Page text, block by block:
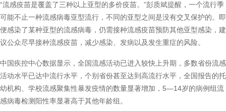
“流感疫苗是覆盖了三种以上亚型的多价疫苗。”彭质斌提醒，一个流行季
可能不止一种流感病毒亚型流行，不同的亚型之间是没有交叉保护的。即
便感染了某种亚型的流感病毒，仍需接种流感疫苗预防其他亚型感染，建
议公众尽早接种流感疫苗，减少感染、发病以及发生重症的风险。
中国疾控中心数据显示，全国流感活动已进入较快上升期，多数省份流感
活动水平已达中流行水平，个别省份甚至达到高流行水平，全国报告的托
幼机构、学校流感聚集性暴发疫情的数量显著增加，5—14岁的病例组流
感病毒检测阳性率显著高于其他年龄组。